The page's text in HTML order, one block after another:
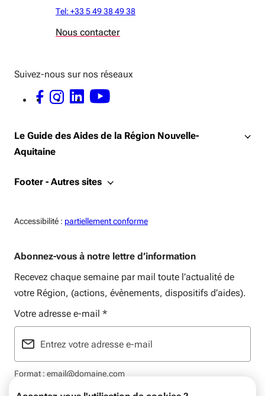
Tel: +33 5 49 38 49 38
Nous contacter
Suivez-nous sur nos réseaux
FACEBOOK - OUVERTURE DANS UNE NOUVELLE FENÊTRE
INSTAGRAM - OUVERTURE DANS UNE NOUVELLE FENÊTRE
LINKEDIN - OUVERTURE DANS UNE NOUVELLE FENÊTRE
YOUTUBE - OUVERTURE DANS UNE NOUVELLE FENÊTRE
Le Guide des Aides de la Région Nouvelle-
Aquitaine
Footer - Autres sites
Accessibilité : Accessiblité:
partiellement conforme
Abonnez-vous à notre lettre d’information
Recevez chaque semaine par mail toute l’actualité de
votre Région, (actions, évènements, dispositifs d’aides).
Votre adresse e-mail *
Format : email@domaine.com